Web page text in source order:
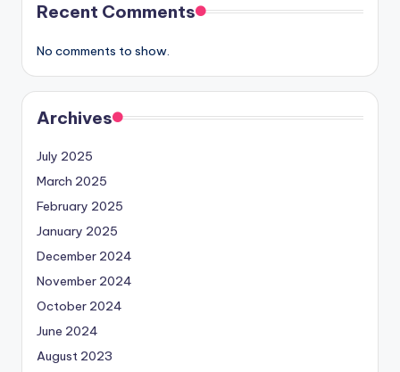
Recent Comments
No comments to show.
Archives
July 2025
March 2025
February 2025
January 2025
December 2024
November 2024
October 2024
June 2024
August 2023